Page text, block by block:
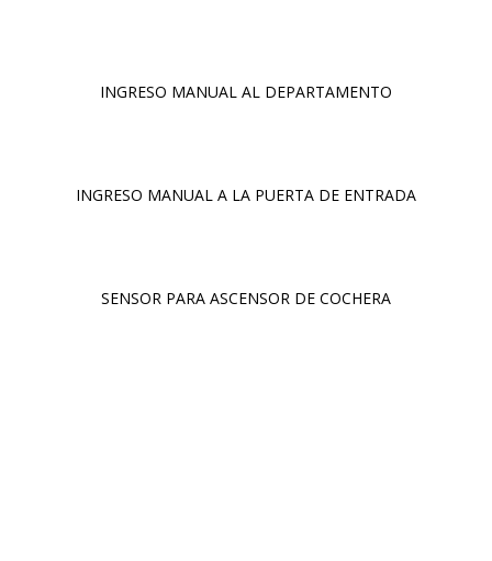
INGRESO MANUAL AL DEPARTAMENTO
INGRESO MANUAL A LA PUERTA DE ENTRADA
SENSOR PARA ASCENSOR DE COCHERA